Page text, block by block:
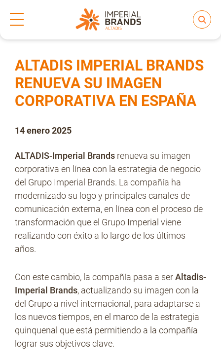
Nuestras Marcas
Regulación
People and Culture
Prensa
Contacto
Inicio Notas de prensa
ALTADIS IMPERIAL BRANDS
RENUEVA SU IMAGEN
CORPORATIVA EN ESPAÑA
14 enero 2025
ALTADIS-Imperial Brands renueva su imagen
corporativa en línea con la estrategia de negocio
del Grupo Imperial Brands. La compañía ha
modernizado su logo y principales canales de
comunicación externa, en línea con el proceso de
transformación que el Grupo Imperial viene
realizando con éxito a lo largo de los últimos
años.
Con este cambio, la compañía pasa a serAltadis-
Imperial Brands, actualizando su imagen con la
del Grupo a nivel internacional, para adaptarse a
los nuevos tiempos, en el marco de la estrategia
quinquenal que está permitiendo a la compañía
lograr sus objetivos clave.